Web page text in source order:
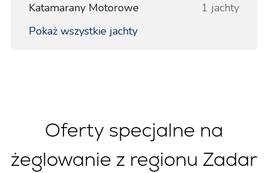
Katamarany Motorowe
1 jachty
Pokaż wszystkie jachty
Oferty specjalne na
żeglowanie z regionu Zadar